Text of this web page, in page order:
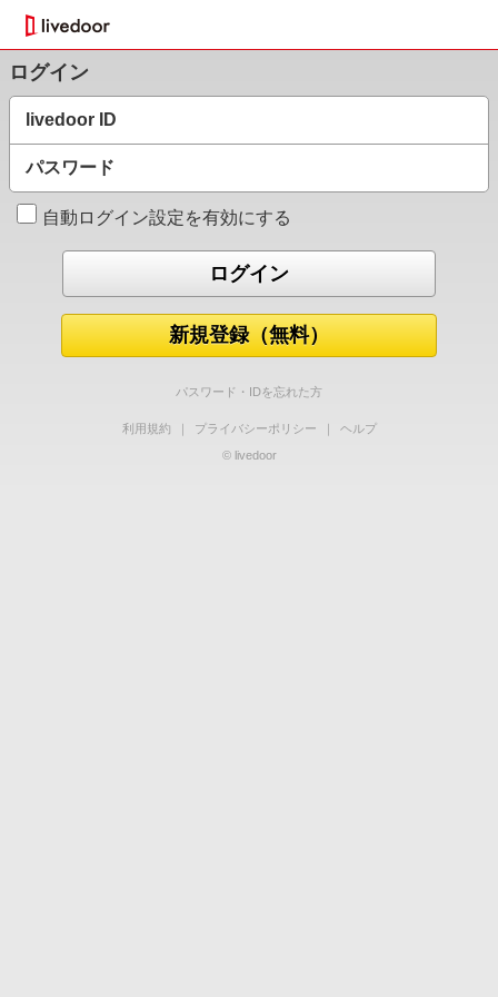
ログイン
livedoor ID
パスワード
自動ログイン設定を有効にする
新規登録（無料）
パスワード・IDを忘れた方
利用規約 ｜ プライバシーポリシー ｜
ヘルプ
© livedoor